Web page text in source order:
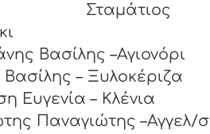
Βασίλης –Αγιονόρι
Βασίλης – Ξυλοκέριζα
Ευγενία – Κλένια
Παναγιώτης –Αγγελ/